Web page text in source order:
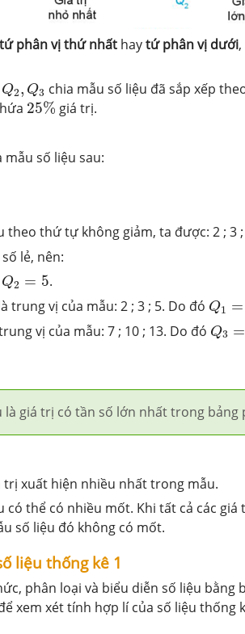
tứ phân vị thứ nhấthaytứ phân vị dưới,
Q2, Q3
Q Q chia mẫu số liệu đã sắp xếp
25%
25%giá trị.
mẫu số liệu sau:
theo thứ tự không giảm, ta được: 2 ; 3 ;
lẻ, nên:
Q2 = 5
Q
.
trung vị của mẫu: 2 ; 3 ; 5. Do đó Q1 =
Q
vị của mẫu: 7 ; 10 ; 13. Do đó Q3 =
Q
là giá trị có tần số lớn nhất trong bảng
xuất hiện nhiều nhất trong mẫu.
có thể có nhiều mốt. Khi tất cả các
số liệu đó không có mốt.
liệu thống kê 1
phân loại và biểu diễn số liệu bằng
xem xét tính hợp lí của số liệu thống